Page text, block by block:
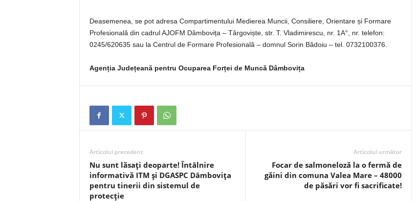
Deasemenea, se pot adresa Compartimentului Medierea Muncii, Consiliere, Orientare și Formare
Profesională din cadrul AJOFM Dâmbovița – Târgoviște, str. T. Vladimirescu, nr. 1A°, nr. telefon:
0245/620635 sau la Centrul de Formare Profesională – domnul Sorin Bădoiu – tel. 0732100376.
Agenția Județeană pentru Ocuparea Forței de Muncă Dâmbovița
Articolul precedent
Nu sunt lăsați deoparte! Întâlnire
informativă ITM și DGASPC Dâmbovița
pentru tinerii din sistemul de
protecție
Articolul următor
Focar de salmoneloză la o fermă de
găini din comuna Valea Mare – 48000
de păsări vor fi sacrificate!